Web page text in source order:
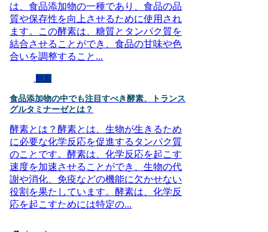
は、食品添加物の一種であり、食品の品
質や保存性を向上させるために使用され
ます。この酵素は、糖質とタンパク質を
結合させることができ、食品の甘味や色
合いを調整すること...
酵素
食品添加物の中でも注目すべき酵素、トランス
グルタミナーゼとは？
酵素とは？酵素とは、生物が生きるため
に必要な化学反応を促進するタンパク質
のことです。酵素は、化学反応を起こす
速度を加速させることができ、生物の代
謝や消化、免疫などの機能に欠かせない
役割を果たしています。酵素は、化学反
応を起こすためには特定の...